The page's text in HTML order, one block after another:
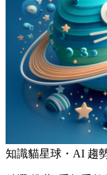
知識貓星球・AI 趨